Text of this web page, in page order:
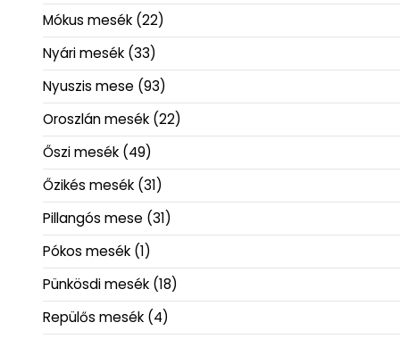
Mókus mesék (22)
Nyári mesék (33)
Nyuszis mese (93)
Oroszlán mesék (22)
Őszi mesék (49)
Őzikés mesék (31)
Pillangós mese (31)
Pókos mesék (1)
Pünkösdi mesék (18)
Repülős mesék (4)